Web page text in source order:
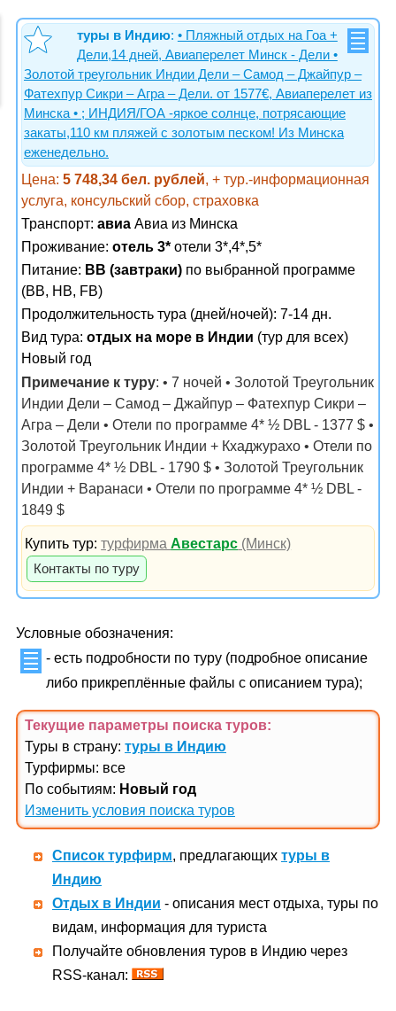
туры в Индию: • Пляжный отдых на Гоа +
Дели,14 дней, Авиаперелет Минск - Дели •
Золотой треугольник Индии Дели – Cамод – Джайпур –
Фатехпур Сикри – Агра – Дели. от 1577€, Авиаперелет из
Минска • ; ИНДИЯ/ГОА -яркое солнце, потрясающие
закаты,110 км пляжей с золотым песком! Из Минска
еженедельно.
Цена: 5 748,34 бел. рублей, + тур.-информационная
услуга, консульский сбор, страховка
Транспорт: авиа Авиа из Минска
Проживание: отель 3* отели 3*,4*,5*
Питание: BB (завтраки) по выбранной программе
(ВВ, НВ, FB)
Продолжительность тура (дней/ночей): 7-14 дн.
Вид тура: отдых на море в Индии (тур для всех)
Новый год
Примечание к туру: • 7 ночей • Золотой Треугольник
Индии Дели – Самод – Джайпур – Фатехпур Сикри –
Агра – Дели • Отели по программе 4* ½ DBL - 1377 $ •
Золотой Треугольник Индии + Кхаджурахо • Отели по
программе 4* ½ DBL - 1790 $ • Золотой Треугольник
Индии + Варанаси • Отели по программе 4* ½ DBL -
1849 $
Купить тур:турфирмаАвестарс (Минск)
Контакты по туру
Условные обозначения:
- есть подробности по туру (подробное описание
либо прикреплённые файлы с описанием тура);
Текущие параметры поиска туров:
Туры в страну: туры в Индию
Турфирмы: все
По событиям: Новый год
Изменить условия поиска туров
Список турфирм, предлагающих туры в
Индию
Отдых в Индии - описания мест отдыха, туры по
видам, информация для туриста
Получайте обновления туров в Индию через
RSS-канал: